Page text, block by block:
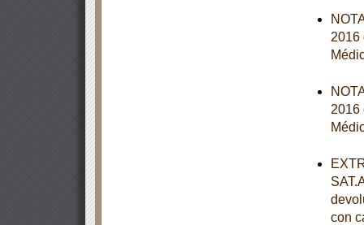
2016
2016
con